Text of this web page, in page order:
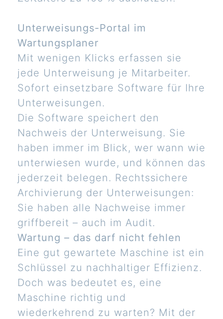
Unterweisungs-Portal im
Wartungsplaner
Mit wenigen Klicks erfassen sie
jede Unterweisung je Mitarbeiter.
Sofort einsetzbare Software für Ihre
Unterweisungen.
Die Software speichert den
Nachweis der Unterweisung. Sie
haben immer im Blick, wer wann wie
unterwiesen wurde, und können das
jederzeit belegen. Rechtssichere
Archivierung der Unterweisungen:
Sie haben alle Nachweise immer
griffbereit – auch im Audit.
Wartung – das darf nicht fehlen
Eine gut gewartete Maschine ist ein
Schlüssel zu nachhaltiger Effizienz.
Doch was bedeutet es, eine
Maschine richtig und
wiederkehrend zu warten? Mit der